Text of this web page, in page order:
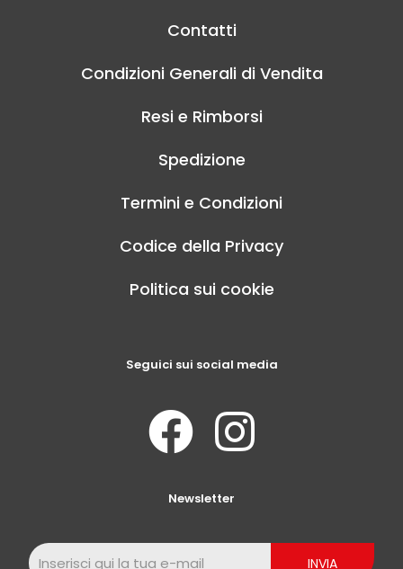
Contatti
Condizioni Generali di Vendita
Resi e Rimborsi
Spedizione
Termini e Condizioni
Codice della Privacy
Politica sui cookie
Seguici sui social media
Newsletter